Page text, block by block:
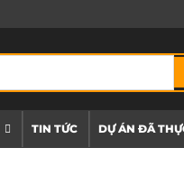
TIN TỨC DỰ ÁN ĐÃ